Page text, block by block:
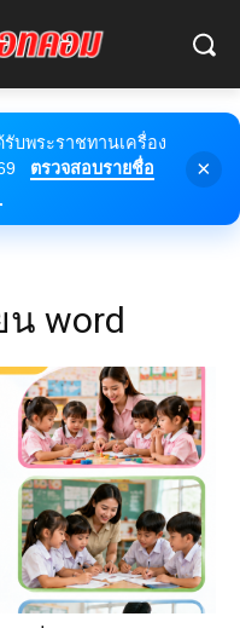
บพระราชทานเครื่อง
ตรวจสอบรายชื่อ
×
น word